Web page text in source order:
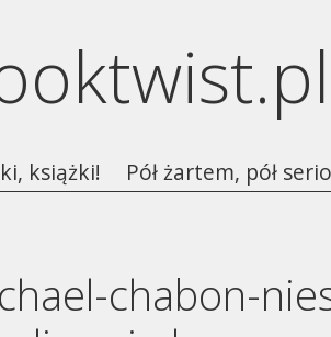
książki! Pół żartem, pół serio
chabon-